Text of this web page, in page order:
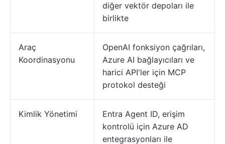
diğer vektör depoları ile
birlikte
Araç
Koordinasyonu
OpenAI fonksiyon çağrıları,
Azure AI bağlayıcıları ve
harici API'ler için MCP
protokol desteği
Kimlik Yönetimi
Entra Agent ID, erişim
kontrolü için Azure AD
entegrasyonları ile